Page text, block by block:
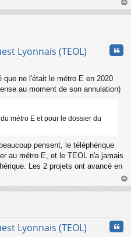
au
Lyonnais (TEOL)
ne l'était le métro E en 2020
au moment de son annulation)
métro E et pour le dossier du
pensent, le téléphérique
au métro E, et le TEOL n'a jamais
Les 2 projets ont avancé en
au
Lyonnais (TEOL)